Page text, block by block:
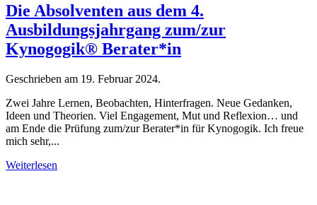
Die Absolventen aus dem 4.
Ausbildungsjahrgang zum/zur
Kynogogik® Berater*in
Geschrieben am 19. Februar 2024.
Zwei Jahre Lernen, Beobachten, Hinterfragen. Neue Gedanken,
Ideen und Theorien. Viel Engagement, Mut und Reflexion… und
am Ende die Prüfung zum/zur Berater*in für Kynogogik. Ich freue
mich sehr,...
Weiterlesen